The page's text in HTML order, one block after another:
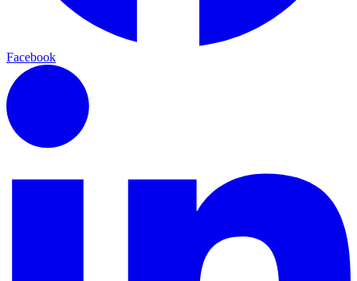
Facebook